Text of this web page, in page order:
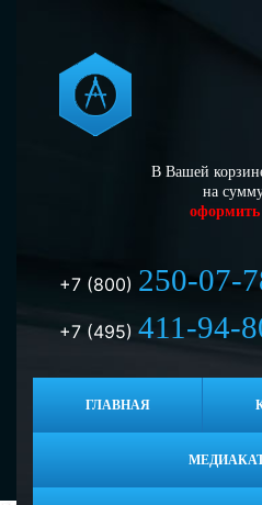
В Вашей
на
оформить
+7 (800) 250-07-
+7 (495) 411-94-
ГЛАВНАЯ